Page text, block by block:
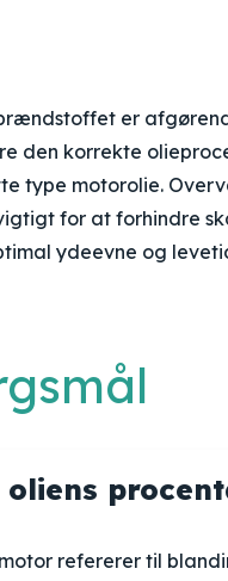
er
den korrekte
type motorolie.
for at forhindre
ydeevne og
refererer til